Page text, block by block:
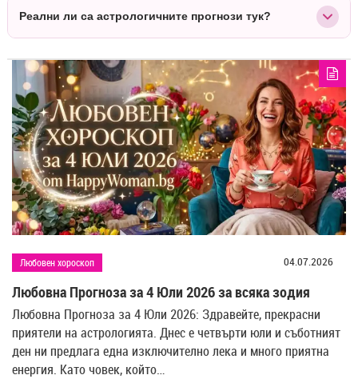
Да, той посочва критичните моменти, аспектите на
отношенията си.
Реални ли са астрологичните прогнози тук?
Всички текстове и анализи в категорията се изготвят от астролога
Ива Йовкова въз основа на реални планетарни транзити,
разположението на Луната и нейното взаимодействие с останалите
планети.
Любовен хороскоп 04.07.2026
Любовна Прогноза за 4 Юли 2026 за всяка зодия
Любовна Прогноза за 4 Юли 2026: Здравейте, прекрасни
приятели на астрологията. Днес е четвърти юли и съботният
ден ни предлага една изключително лека и много приятна
енергия. Като човек, който…